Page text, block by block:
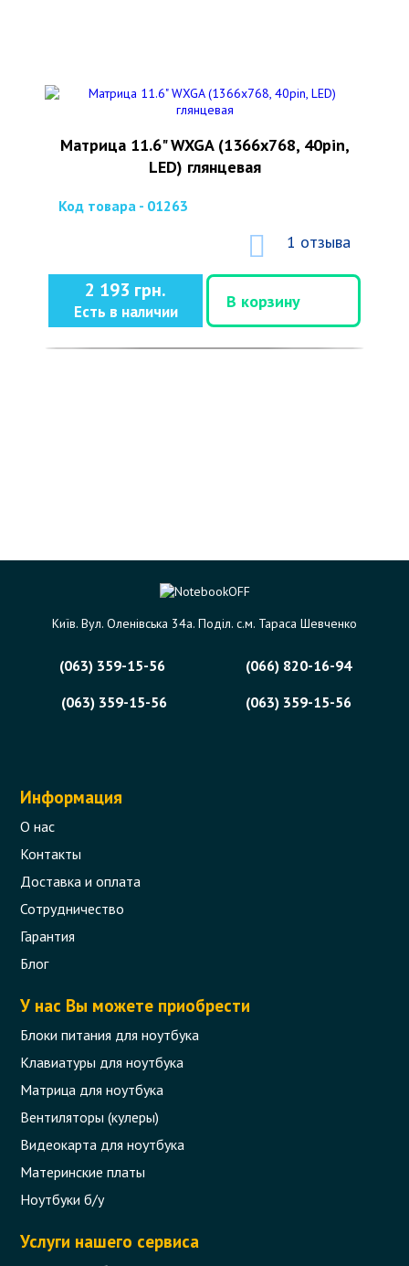
Матрица 11.6" WXGA (1366x768, 40pin,
LED) глянцевая
Код товара - 01263
1 отзыва
2 193 грн.
Есть в наличии
В корзину
Київ. Вул. Оленівська 34а. Поділ. с.м. Тараса Шевченко
(063) 359-15-56
(066) 820-16-94
(063) 359-15-56
(063) 359-15-56
Информация
О нас
Контакты
Доставка и оплата
Сотрудничество
Гарантия
Блог
У нас Вы можете приобрести
Блоки питания для ноутбука
Клавиатуры для ноутбука
Матрица для ноутбука
Вентиляторы (кулеры)
Видеокарта для ноутбука
Материнские платы
Ноутбуки б/у
Услуги нашего сервиса